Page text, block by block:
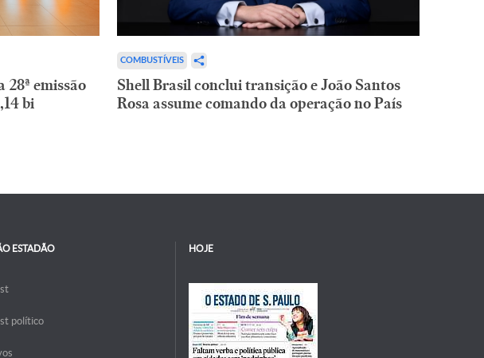
emissão
bi
COMBUSTÍVEIS
Shell Brasil conclui transição e João Santos
Rosa assume comando da operação no País
ESTADÃO
político
HOJE